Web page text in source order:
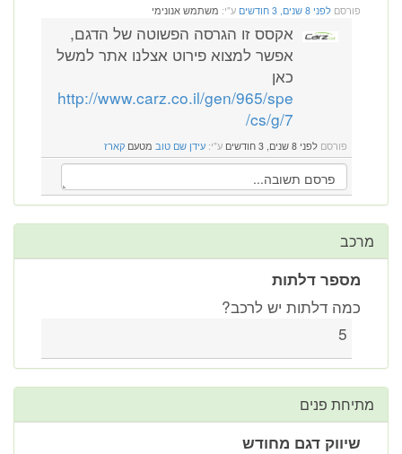
פורסם לפני 8 שנים, 3 חודשים ע"י: משתמש אנונימי
אקסס זו הגרסה הפשוטה של הדגם,
אפשר למצוא פירוט אצלנו אתר למשל
כאן
http://www.carz.co.il/gen/965/spe
cs/g/7/
פורסם לפני 8 שנים, 3 חודשים ע"י: עידן שם טוב מטעם קארז
מרכב
מספר דלתות
כמה דלתות יש לרכב?
5
מתיחת פנים
שיווק דגם מחודש